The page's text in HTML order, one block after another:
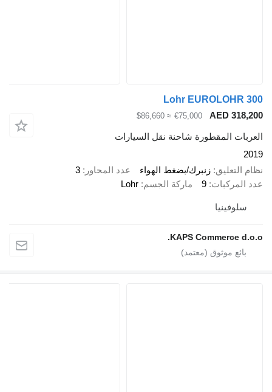
Lohr
AED
€75,000
≈ $86,660
المقطورة شاحنة نقل السيارات
زنبرك/بضغط الهواء عدد المحاور 3
9 ماركة الجسم Lohr
KAPS